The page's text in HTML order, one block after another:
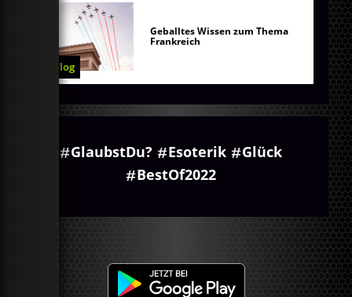
Blog
Geballtes Wissen zum Thema
Frankreich
GlaubstDu? Esoterik
Glück
BestOf2022